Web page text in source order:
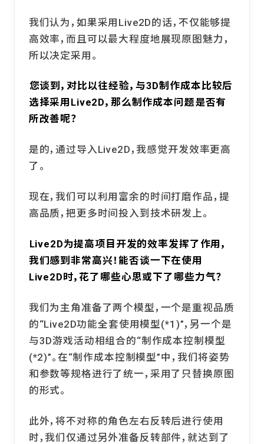
我们认为，如果采用Live2D的话，不仅能够提
高效率，而且可以最大程度地展现原图魅力，
所以决定采用。
――您谈到，对比以往经验，与3D制作成本比较后
选择采用Live2D，那么制作成本问题是否有
所改善呢？
是的，通过导入Live2D，我感觉开发效率更高
了。
现在，我们可以利用富余的时间打磨作品，提
高品质，把更多时间投入到技术研发上。
――Live2D为提高项目开发的效率发挥了作用，
我们感到非常高兴！能否谈一下在使用
Live2D时，花了哪些心思或下了哪些力气？
我们为主角准备了两个模型，一个是重视品质
的“Live2D功能全套使用模型(*1)”，另一个是
与3D游戏活动相组合的“制作成本控制模型
(*2)”。在“制作成本控制模型”中，我们将姿势
和参数等规格进行了统一，采用了只替换原图
的形式。
此外，将不对称的角色左右反转后进行使用
时，我们仅通过另外准备反转部件，就达到了